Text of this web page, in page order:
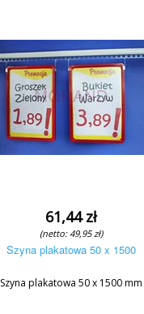
61,44 zł
(netto: 49,95 zł)
Szyna plakatowa 50 x 1500
Szyna plakatowa 50 x 1500 mm